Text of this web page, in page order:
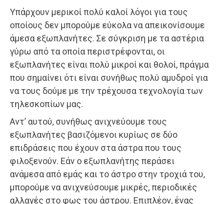
Υπάρχουν μερικοί πολύ καλοί λόγοι για τους
οποίους δεν μπορούμε εύκολα να απεικονίσουμε
άμεσα εξωπλανήτες. Σε σύγκριση με τα αστέρια
γύρω από τα οποία περιστρέφονται, οι
εξωπλανήτες είναι πολύ μικροί και θολοί, πράγμα
που σημαίνει ότι είναι συνήθως πολύ αμυδροί για
να τους δούμε με την τρέχουσα τεχνολογία των
τηλεσκοπίων μας.
Αντ’ αυτού, συνήθως ανιχνεύουμε τους
εξωπλανήτες βασιζόμενοι κυρίως σε δύο
επιδράσεις που έχουν στα άστρα που τους
φιλοξενούν. Εάν ο εξωπλανήτης περάσει
ανάμεσα από εμάς και το άστρο στην τροχιά του,
μπορούμε να ανιχνεύσουμε μικρές, περιοδικές
αλλαγές στο φως του άστρου. Επιπλέον, ένας